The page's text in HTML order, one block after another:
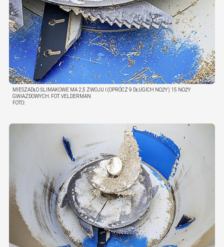
MIESZADŁO ŚLIMAKOWE MA 2,5 ZWOJU I (OPRÓCZ 9 DŁUGICH NOŻY) 15 NOŻY
GWIAZDOWYCH. FOT. VELDERMAN
FOTO: